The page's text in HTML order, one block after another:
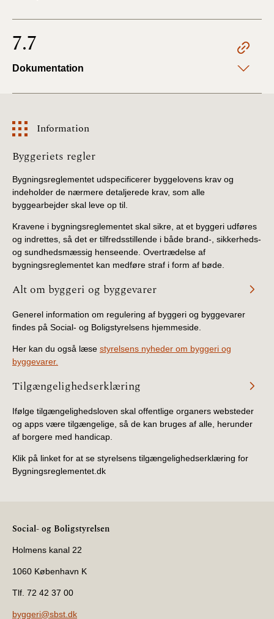
7.7
Dokumentation
Information
Information
Byggeriets regler
Bygningsreglementet udspecificerer byggelovens krav og
indeholder de nærmere detaljerede krav, som alle
byggearbejder skal leve op til.
Kravene i bygningsreglementet skal sikre, at et byggeri udføres
og indrettes, så det er tilfredsstillende i både brand-, sikkerheds-
og sundhedsmæssig henseende. Overtrædelse af
bygningsreglementet kan medføre straf i form af bøde.
Alt om byggeri og byggevarer
Generel information om regulering af byggeri og byggevarer
findes på Social- og Boligstyrelsens hjemmeside.
Her kan du også læse styrelsens nyheder om byggeri og
byggevarer.
Tilgængelighedserklæring
Ifølge tilgængelighedsloven skal offentlige organers websteder
og apps være tilgængelige, så de kan bruges af alle, herunder
af borgere med handicap.
Klik på linket for at se styrelsens tilgængelighedserklæring for
Bygningsreglementet.dk
Social- og Boligstyrelsen
Holmens kanal 22
1060 København K
Tlf. 72 42 37 00
byggeri@sbst.dk